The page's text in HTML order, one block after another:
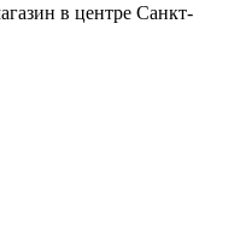
в центре Санкт-